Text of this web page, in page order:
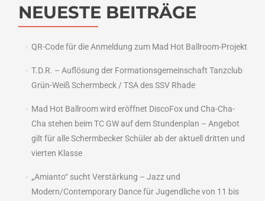
NEUESTE BEITRÄGE
QR-Code für die Anmeldung zum Mad Hot Ballroom-Projekt
T.D.R. – Auflösung der Formationsgemeinschaft Tanzclub
Grün-Weiß Schermbeck / TSA des SSV Rhade
Mad Hot Ballroom wird eröffnet DiscoFox und Cha-Cha-
Cha stehen beim TC GW auf dem Stundenplan – Angebot
gilt für alle Schermbecker Schüler ab der aktuell dritten und
vierten Klasse
„Amianto“ sucht Verstärkung – Jazz und
Modern/Contemporary Dance für Jugendliche von 11 bis